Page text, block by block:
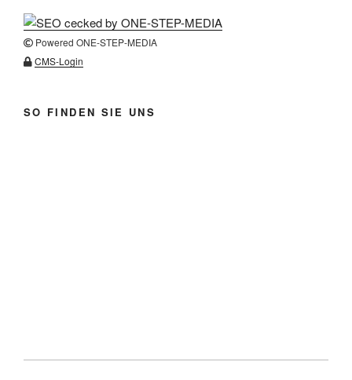
Powered ONE-STEP-MEDIA
CMS-Login
SO FINDEN SIE UNS